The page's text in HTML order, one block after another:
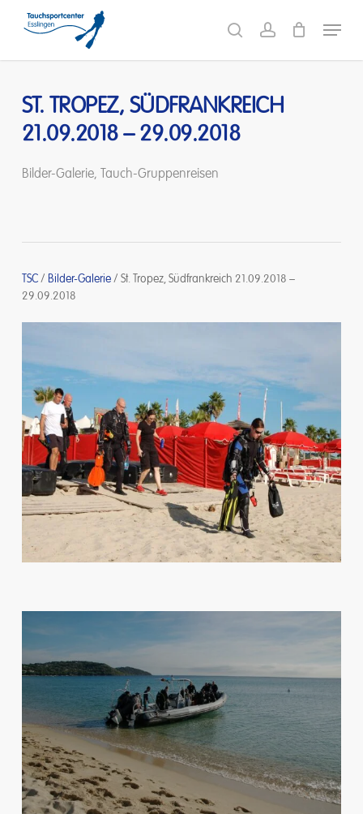
main
searchaccount
Menu
ST. TROPEZ, SÜDFRANKREICH
21.09.2018 – 29.09.2018
Bilder-Galerie, Tauch-Gruppenreisen
TSC/ Bilder-Galerie/ St. Tropez, Südfrankreich 21.09.2018 –
29.09.2018